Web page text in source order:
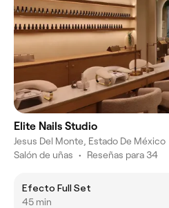
Elite Nails Studio
Jesus Del Monte, Estado De México
Salón de uñas • Reseñas para 34
Efecto Full Set
45 min